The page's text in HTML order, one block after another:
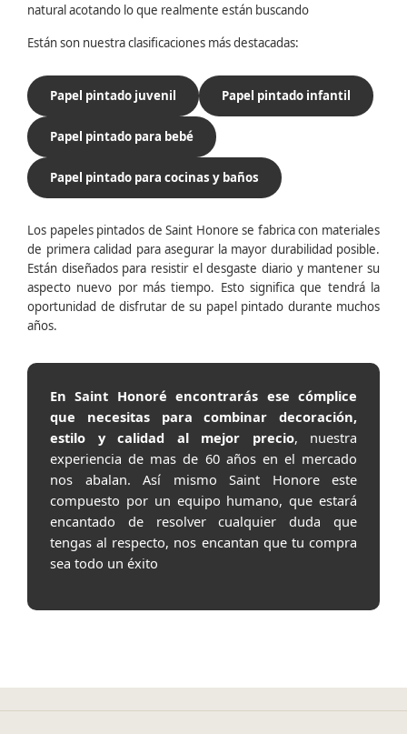
natural acotando lo que realmente están buscando
Están son nuestra clasificaciones más destacadas:
Papel pintado juvenil Papel pintado infantil
Papel pintado para bebé
Papel pintado para cocinas y baños
Los papeles pintados de Saint Honore se fabrica con materiales
de primera calidad para asegurar la mayor durabilidad posible.
Están diseñados para resistir el desgaste diario y mantener su
aspecto nuevo por más tiempo. Esto significa que tendrá la
oportunidad de disfrutar de su papel pintado durante muchos
años.
En Saint Honoré encontrarás ese cómplice
que necesitas para combinar decoración,
estilo y calidad al mejor precio, nuestra
experiencia de mas de 60 años en el mercado
nos abalan. Así mismo Saint Honore este
compuesto por un equipo humano, que estará
encantado de resolver cualquier duda que
tengas al respecto, nos encantan que tu compra
sea todo un éxito